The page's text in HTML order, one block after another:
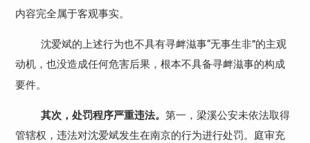
内容完全属于客观事实。
沈爱斌的上述行为也不具有寻衅滋事“无事生非”的主观
动机，也没造成任何危害后果，根本不具备寻衅滋事的构成
要件。
其次，处罚程序严重违法。第一，梁溪公安未依法取得
管辖权，违法对沈爱斌发生在南京的行为进行处罚。庭审充